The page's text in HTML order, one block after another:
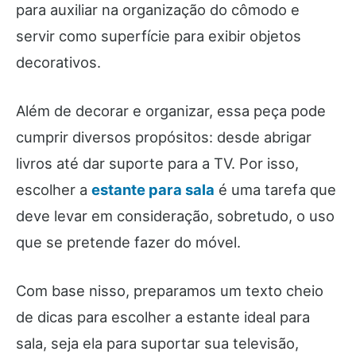
para auxiliar na organização do cômodo e
servir como superfície para exibir objetos
decorativos.
Além de decorar e organizar, essa peça pode
cumprir diversos propósitos: desde abrigar
livros até dar suporte para a TV. Por isso,
escolher a estante para sala é uma tarefa que
deve levar em consideração, sobretudo, o uso
que se pretende fazer do móvel.
Com base nisso, preparamos um texto cheio
de dicas para escolher a estante ideal para
sala, seja ela para suportar sua televisão,